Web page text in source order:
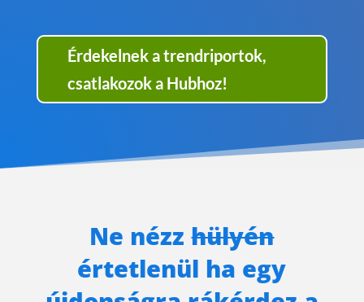
Érdekelnek a trendriportok,
csatlakozok a Hubhoz!
Ne nézzhülyén
értetlenül ha egy